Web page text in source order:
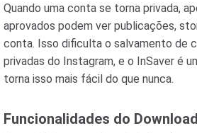
Quando uma conta se torna privada,
aprovados podem ver publicações,
conta. Isso dificulta o salvamento de
privadas do Instagram, e o InSaver é
torna isso mais fácil do que nunca.
Funcionalidades do